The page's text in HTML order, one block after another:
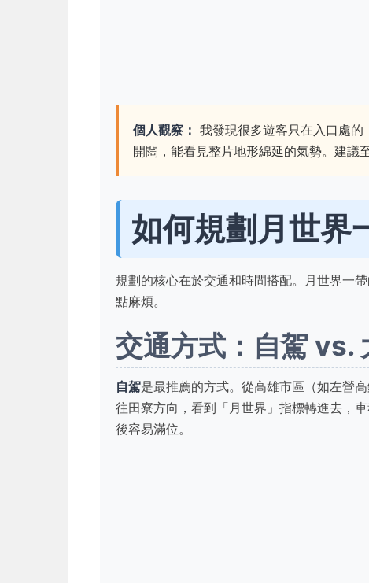
個人觀察： 我發現很多遊客只在入口處
開闊，能看見整片地形綿延的氣勢。建議
如何規劃月世界
規劃的核心在於交通和時間搭配。月世界一
點麻煩。
交通方式：自駕 vs.
自駕是最推薦的方式。從高雄市區（如左營
往田寮方向，看到「月世界」指標轉進去，
後容易滿位。